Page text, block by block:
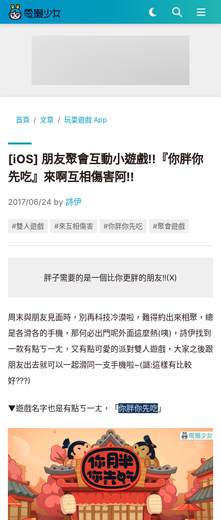
首頁 文章 玩耍遊戲 App
[iOS] 朋友聚會互動小遊戲!!『你胖你先吃』來啊互相傷害阿!!
[iOS] 朋友聚會互動小遊戲!!『你胖你
先吃』來啊互相傷害阿!!
2017/06/24 by 詩伊
#雙人遊戲 #來互相傷害 #你胖你先吃 #聚會遊戲
胖子需要的是一個比你更胖的朋友!!(X)
周末與朋友見面時，別再科技冷漠啦，難得約出來相聚，總
是各滑各的手機，那何必出門呢外面這麼熱(咦)，詩伊找到
一款有點ㄎ一ㄤ，又有點可愛的派對雙人遊戲，大家之後跟
朋友出去就可以一起滑同一支手機啦~(謎:這樣有比較
好???)
▼遊戲名字也是有點ㄎ一ㄤ，「你胖你先吃 」